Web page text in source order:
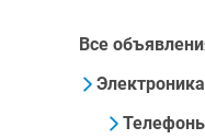
Все
Электроника